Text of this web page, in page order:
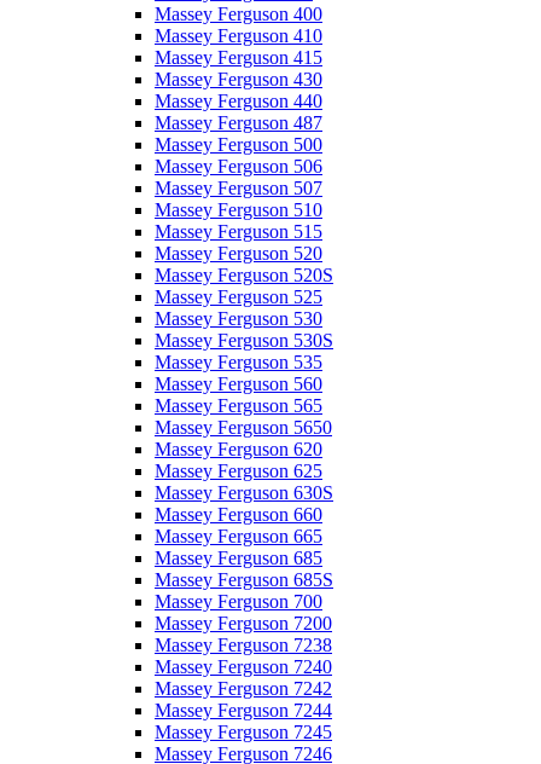
Massey Ferguson 400
Massey Ferguson 410
Massey Ferguson 415
Massey Ferguson 430
Massey Ferguson 440
Massey Ferguson 487
Massey Ferguson 500
Massey Ferguson 506
Massey Ferguson 507
Massey Ferguson 510
Massey Ferguson 515
Massey Ferguson 520
Massey Ferguson 520S
Massey Ferguson 525
Massey Ferguson 530
Massey Ferguson 530S
Massey Ferguson 535
Massey Ferguson 560
Massey Ferguson 565
Massey Ferguson 5650
Massey Ferguson 620
Massey Ferguson 625
Massey Ferguson 630S
Massey Ferguson 660
Massey Ferguson 665
Massey Ferguson 685
Massey Ferguson 685S
Massey Ferguson 700
Massey Ferguson 7200
Massey Ferguson 7238
Massey Ferguson 7240
Massey Ferguson 7242
Massey Ferguson 7244
Massey Ferguson 7245
Massey Ferguson 7246